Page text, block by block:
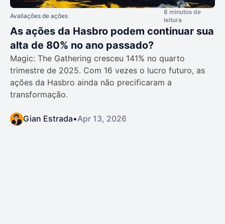
Avaliações de ações
8 minutos de
leitura
As ações da Hasbro podem continuar sua
alta de 80% no ano passado?
Magic: The Gathering cresceu 141% no quarto
trimestre de 2025. Com 16 vezes o lucro futuro, as
ações da Hasbro ainda não precificaram a
transformação.
Gian Estrada•Apr 13, 2026